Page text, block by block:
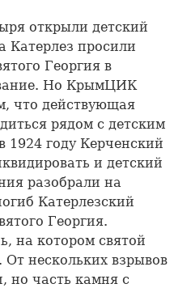
открыли детский
Катерлез просили
Георгия в
Но КрымЦИК
что действующая
рядом с детским
году Керченский
и детский
разобрали на
Катерлезский
Георгия.
на котором святой
нескольких взрывов
но часть камня с